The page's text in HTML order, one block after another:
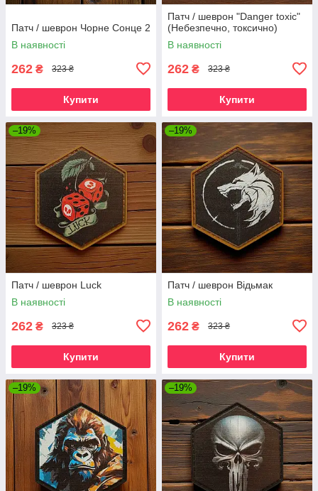
Патч / шеврон Чорне Сонце 2
В наявності
262 ₴ 323 ₴
Купити
Патч / шеврон "Danger toxic"
(Небезпечно, токсично)
В наявності
262 ₴ 323 ₴
Купити
–19%
Патч / шеврон Luck
В наявності
262 ₴ 323 ₴
Купити
–19%
Патч / шеврон Відьмак
В наявності
262 ₴ 323 ₴
Купити
–19% –19%